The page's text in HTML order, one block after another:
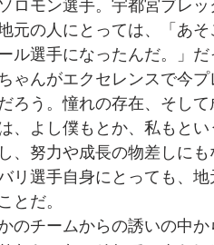
ロモン選手。宇都宮ブレ
元の人にとっては、「あ
ル選手になったんだ。」
ゃんがエクセレンスで今
ろう。憧れの存在、そし
、よし僕もとか、私もと
、努力や成長の物差しにも
リ選手自身にとっても、
とだ。
のチームからの誘いの中